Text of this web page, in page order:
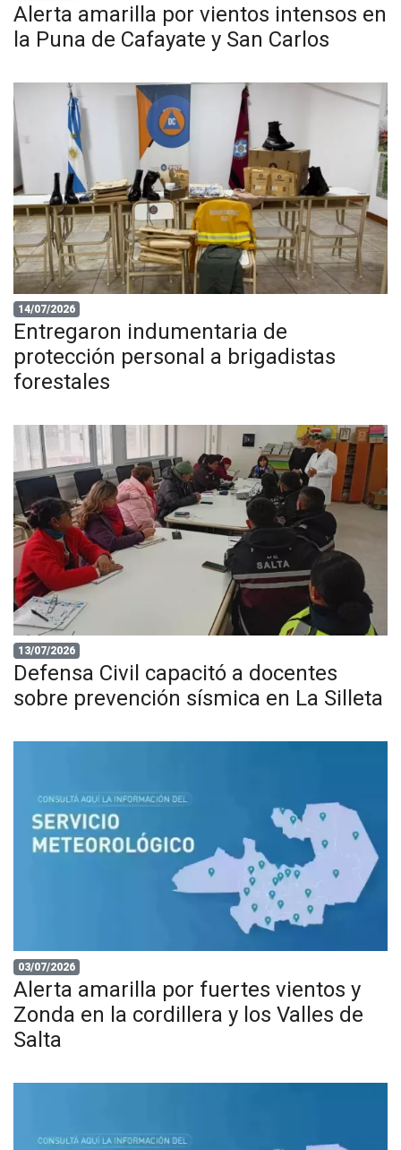
Alerta amarilla por vientos intensos en
la Puna de Cafayate y San Carlos
14/07/2026
Entregaron indumentaria de
protección personal a brigadistas
forestales
13/07/2026
Defensa Civil capacitó a docentes
sobre prevención sísmica en La Silleta
03/07/2026
Alerta amarilla por fuertes vientos y
Zonda en la cordillera y los Valles de
Salta